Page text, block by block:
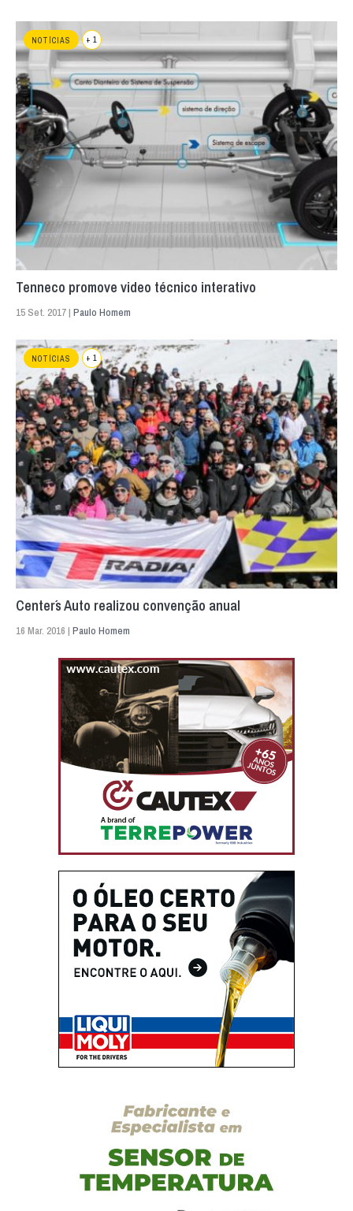
NOTÍCIAS + 1
Tenneco promove video técnico interativo
15 Set. 2017 | Paulo Homem
NOTÍCIAS + 1
Center´s Auto realizou convenção anual
16 Mar. 2016 | Paulo Homem